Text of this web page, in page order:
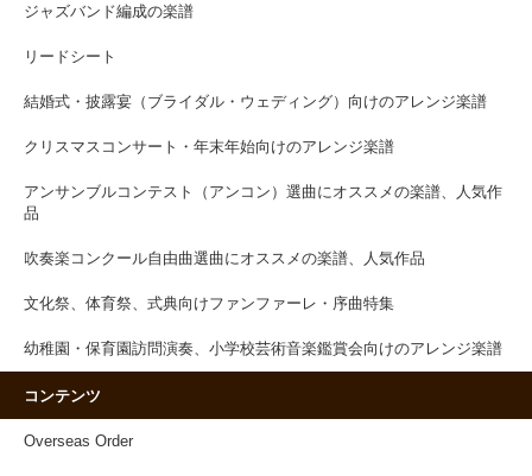
ジャズバンド編成の楽譜
リードシート
結婚式・披露宴（ブライダル・ウェディング）向けのアレンジ楽譜
クリスマスコンサート・年末年始向けのアレンジ楽譜
アンサンブルコンテスト（アンコン）選曲にオススメの楽譜、人気作
品
吹奏楽コンクール自由曲選曲にオススメの楽譜、人気作品
文化祭、体育祭、式典向けファンファーレ・序曲特集
幼稚園・保育園訪問演奏、小学校芸術音楽鑑賞会向けのアレンジ楽譜
コンテンツ
Overseas Order